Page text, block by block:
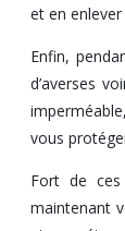
et en
Enfin,
d’averses
vous
Fort de ces
maintenant